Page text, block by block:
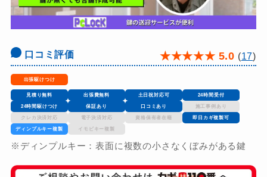
口コミ評価 ★★★★★ 5.0 (17)
出張駆けつけ
見積り無料 出張費無料 土日祝対応可 24時間受付
24時間駆けつけ 保証あり 口コミあり 施工事例あり
クレカ決済対応 電子決済対応 資格保有者在籍 即日カギ複製可
ディンプルキー複製 イモビキー複製
※ディンプルキー：表面に複数の小さなくぼみがある鍵